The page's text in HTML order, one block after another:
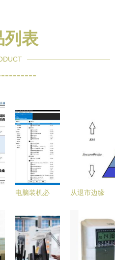
列表
电脑装机必
从系统到开
发的全方位
指南
从退市边缘
倍 一家软
件公司的五